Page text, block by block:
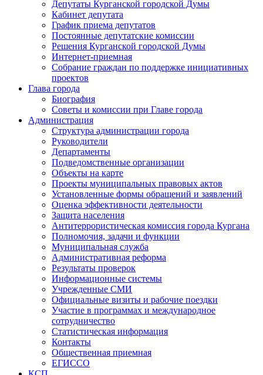
Депутаты Курганской городской Думы
Кабинет депутата
График приема депутатов
Постоянные депутатские комиссии
Решения Курганской городской Думы
Интернет-приемная
Собрание граждан по поддержке инициативных
проектов
Глава города
Биография
Советы и комиссии при Главе города
Администрация
Структура администрации города
Руководители
Департаменты
Подведомственные организации
Объекты на карте
Проекты муниципальных правовых актов
Установленные формы обращений и заявлений
Оценка эффективности деятельности
Защита населения
Антитеррористическая комиссия города Кургана
Полномочия, задачи и функции
Муниципальная служба
Административная реформа
Результаты проверок
Информационные системы
Учрежденные СМИ
Официальные визиты и рабочие поездки
Участие в программах и международное
сотрудничество
Статистическая информация
Контакты
Общественная приемная
ЕГИССО